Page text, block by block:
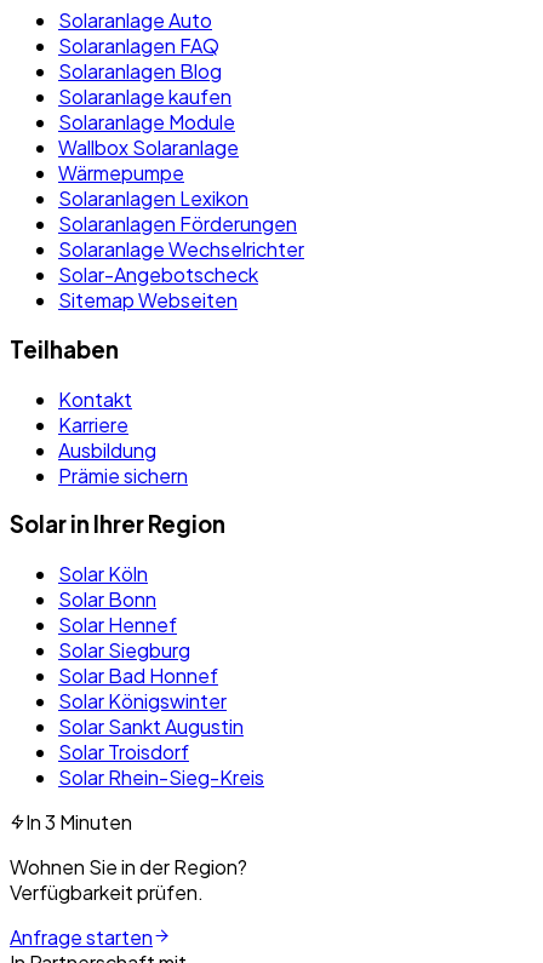
Solaranlage Auto
Solaranlagen FAQ
Solaranlagen Blog
Solaranlage kaufen
Solaranlage Module
Wallbox Solaranlage
Wärmepumpe
Solaranlagen Lexikon
Solaranlagen Förderungen
Solaranlage Wechselrichter
Solar-Angebotscheck
Sitemap Webseiten
Teilhaben
Kontakt
Karriere
Ausbildung
Prämie sichern
Solar in Ihrer Region
Solar Köln
Solar Bonn
Solar Hennef
Solar Siegburg
Solar Bad Honnef
Solar Königswinter
Solar Sankt Augustin
Solar Troisdorf
Solar Rhein-Sieg-Kreis
In 3 Minuten
Wohnen Sie in der Region?
Verfügbarkeit prüfen.
Anfrage starten